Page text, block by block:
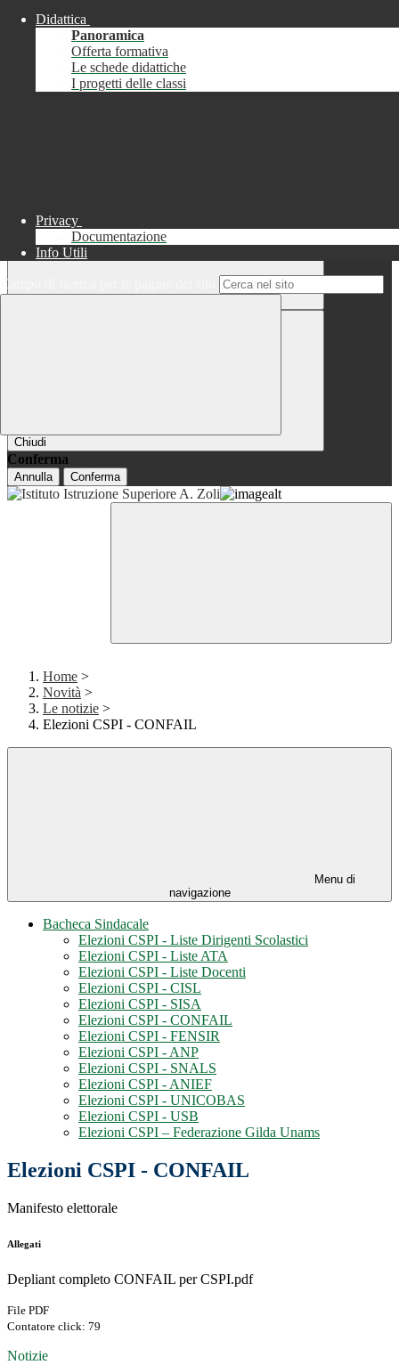
Chiudi
Informazione
Chiudi
Conferma
Annulla Conferma
Didattica
Panoramica
Offerta formativa
Le schede didattiche
I progetti delle classi
Privacy
Documentazione
Info Utili
Campo di ricerca per le pagine del sito
Home >
Novità >
Le notizie >
Elezioni CSPI - CONFAIL
Menu di
navigazione
Bacheca Sindacale
Elezioni CSPI - Liste Dirigenti Scolastici
Elezioni CSPI - Liste ATA
Elezioni CSPI - Liste Docenti
Elezioni CSPI - CISL
Elezioni CSPI - SISA
Elezioni CSPI - CONFAIL
Elezioni CSPI - FENSIR
Elezioni CSPI - ANP
Elezioni CSPI - SNALS
Elezioni CSPI - ANIEF
Elezioni CSPI - UNICOBAS
Elezioni CSPI - USB
Elezioni CSPI – Federazione Gilda Unams
Elezioni CSPI - CONFAIL
Manifesto elettorale
Allegati
Depliant completo CONFAIL per CSPI.pdf
File PDF
Contatore click: 79
Notizie